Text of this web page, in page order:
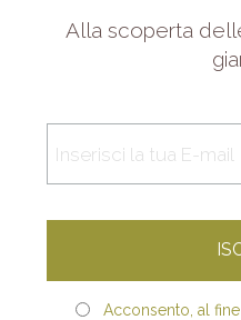
Alla scoperta
Acconsento, al